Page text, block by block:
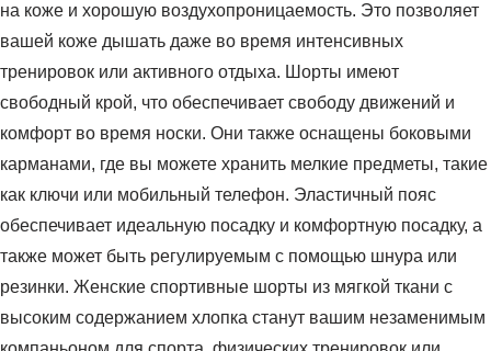
на коже и хорошую воздухопроницаемость. Это позволяет
вашей коже дышать даже во время интенсивных
тренировок или активного отдыха. Шорты имеют
свободный крой, что обеспечивает свободу движений и
комфорт во время носки. Они также оснащены боковыми
карманами, где вы можете хранить мелкие предметы, такие
как ключи или мобильный телефон. Эластичный пояс
обеспечивает идеальную посадку и комфортную посадку, а
также может быть регулируемым с помощью шнура или
резинки. Женские спортивные шорты из мягкой ткани с
высоким содержанием хлопка станут вашим незаменимым